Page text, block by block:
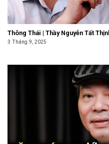
Thông Thái | Thầy Nguyễn Tất
3 Tháng 9, 2025